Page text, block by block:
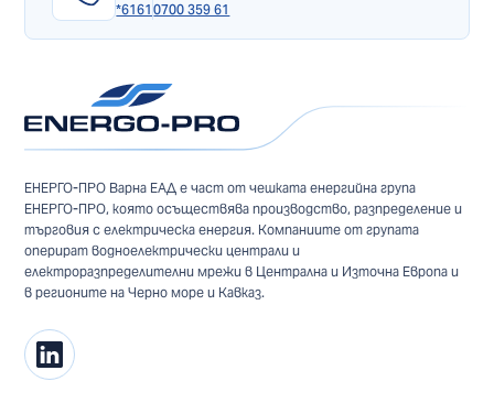
*6161 0700 359 61
ЕНЕРГО-ПРО Варна ЕАД е част от чешката енергийна група
ЕНЕРГО-ПРО, която осъществява производство, разпределение и
търговия с електрическа енергия. Компаниите от групата
оперират водноелектрически централи и
електроразпределителни мрежи в Централна и Източна Европа и
в регионите на Черно море и Кавказ.